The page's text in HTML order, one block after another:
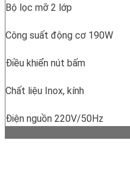
Bộ lọc mỡ 2 lớp
Công suất động cơ 190W
Điều khiển nút bấm
Chất liệu Inox, kính
Điện nguồn 220V/50Hz